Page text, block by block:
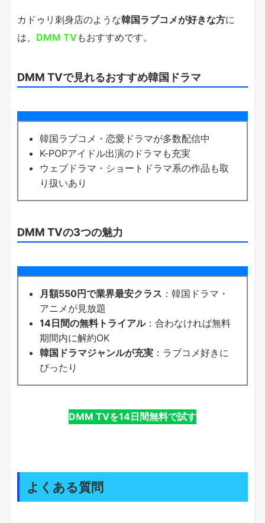
カドゥリ刺身店のような韓国ラブコメが好きな方に
は、 DMM TVもおすすめです。
DMM TVで見れるおすすめ韓国ドラマ
韓国ラブコメ・恋愛ドラマが多数配信中
K-POPアイドル出演のドラマも充実
ウェブドラマ・ショートドラマ系の作品も取
り扱いあり
DMM TVの3つの魅力
月額550円で業界最安クラス ：韓国ドラマ・
アニメが見放題
14日間の無料トライアル：合わなければ無料
期間内に解約OK
韓国ドラマジャンルが充実 ：ラブコメ好きに
ぴったり
DMM TVを14日間無料で試す
よくある質問